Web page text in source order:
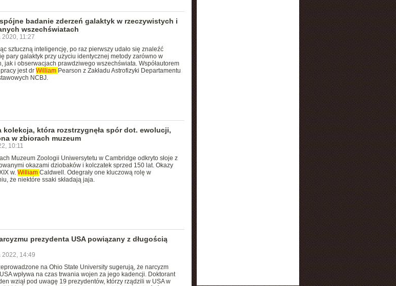
badanie zderzeń galaktyk w rzeczywistych i
wszechświatach
2020, 11:27
sztuczną inteligencję, po raz pierwszy udało się znaleźć
pary galaktyk przy użyciu identycznej metody zarówno w
jak i obserwacjach prawdziwego wszechświata. Współautorem
jest dr William Pearson z Zakładu Astrofizyki Departamentu
NCBJ.
kolekcja, która rozstrzygnęła spór dot. ewolucji,
w zbiorach muzeum
10:11
Muzeum Zoologii Uniwersytetu w Cambridge odkryto słoje z
okazami dziobaków i kolczatek sprzed 150 lat. Okazy
w. William Caldwell. Odegrały one kluczową rolę w
że niektóre ssaki składają jaja.
prezydenta USA powiązany z długością
2022, 14:49
na Ohio State University sugerują, że narcyzm
wpływa na czas trwania wojen za jego kadencji. Doktorant
wziął pod uwagę 19 prezydentów, którzy rządzili w USA w